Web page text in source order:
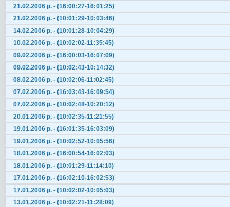
21.02.2006 р. - (16:00:27-16:01:25)
21.02.2006 р. - (10:01:29-10:03:46)
14.02.2006 р. - (10:01:28-10:04:29)
10.02.2006 р. - (10:02:02-11:35:45)
09.02.2006 р. - (16:00:03-16:07:09)
09.02.2006 р. - (10:02:43-10:14:32)
08.02.2006 р. - (10:02:06-11:02:45)
07.02.2006 р. - (16:03:43-16:09:54)
07.02.2006 р. - (10:02:48-10:20:12)
20.01.2006 р. - (10:02:35-11:21:55)
19.01.2006 р. - (16:01:35-16:03:09)
19.01.2006 р. - (10:02:52-10:05:56)
18.01.2006 р. - (16:00:54-16:02:03)
18.01.2006 р. - (10:01:29-11:14:10)
17.01.2006 р. - (16:02:10-16:02:53)
17.01.2006 р. - (10:02:02-10:05:03)
13.01.2006 р. - (10:02:21-11:28:09)